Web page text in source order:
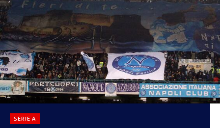
SERIE A